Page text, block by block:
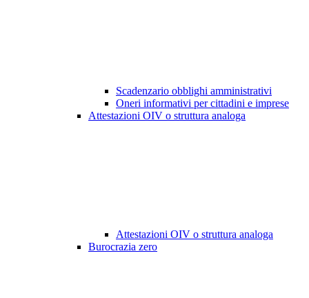
Scadenzario obblighi amministrativi
Oneri informativi per cittadini e imprese
Attestazioni OIV o struttura analoga
Attestazioni OIV o struttura analoga
Burocrazia zero